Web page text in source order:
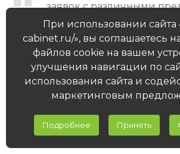
заявок с различными
для более широкого
предложений.
По практике, создание заявки
более 5 — 10 минут, а экономит
Создать заявку
При использовании сайта
cabinet.ru/», вы соглашаетесь
файлов cookie на вашем
улучшения навигации по
использования сайта и
маркетинговым
Подробнее Принять